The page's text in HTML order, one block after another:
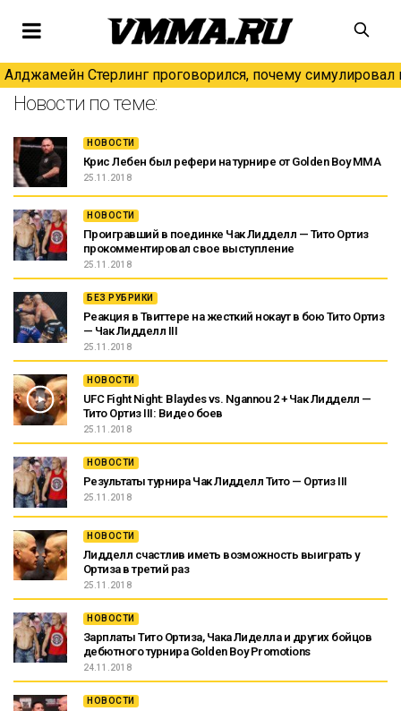
Алджамейн Стерлинг проговорился, почему симулировал
Новости по теме:
НОВОСТИ
Крис Лебен был рефери на турнире от Golden Boy MMA
25.11.2018
НОВОСТИ
Проигравший в поединке Чак Лидделл — Тито Ортиз
прокомментировал свое выступление
25.11.2018
БЕЗ РУБРИКИ
Реакция в Твиттере на жесткий нокаут в бою Тито Ортиз
— Чак Лидделл III
25.11.2018
НОВОСТИ
UFC Fight Night: Blaydes vs. Ngannou 2 + Чак Лидделл —
Тито Ортиз III: Видео боев
25.11.2018
НОВОСТИ
Результаты турнира Чак Лидделл Тито — Ортиз III
25.11.2018
НОВОСТИ
Лидделл счастлив иметь возможность выиграть у
Ортиза в третий раз
25.11.2018
НОВОСТИ
Зарплаты Тито Ортиза, Чака Лиделла и других бойцов
дебютного турнира Golden Boy Promotions
24.11.2018
НОВОСТИ